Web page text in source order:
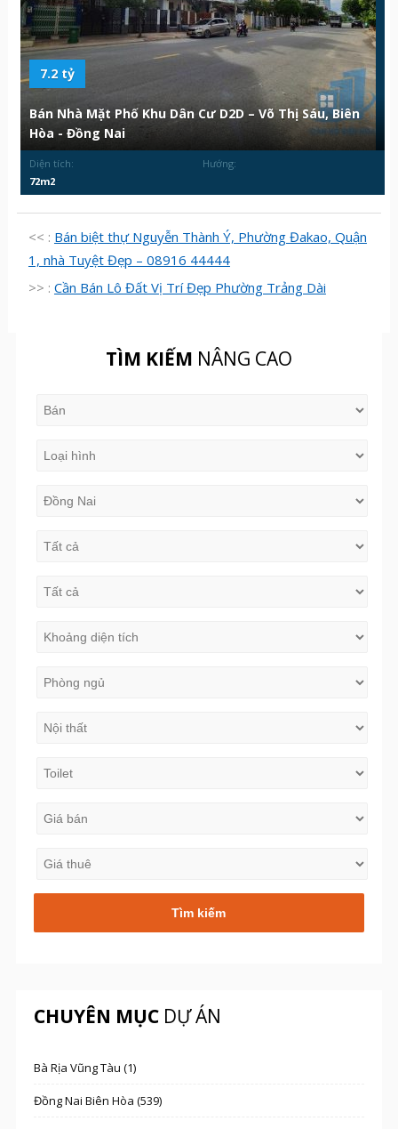
7.2 tỷ
Bán Nhà Mặt Phố Khu Dân Cư D2D – Võ Thị Sáu, Biên
Hòa - Đồng Nai
Diện tích:
72m2
Hướng:
<< : Bán biệt thự Nguyễn Thành Ý, Phường Đakao, Quận
1, nhà Tuyệt Đẹp – 08916 44444
>> : Cần Bán Lô Đất Vị Trí Đẹp Phường Trảng Dài
TÌM KIẾM NÂNG CAO
CHUYÊN MỤCDỰ ÁN
Bà Rịa Vũng Tàu (1)
Đồng Nai Biên Hòa (539)